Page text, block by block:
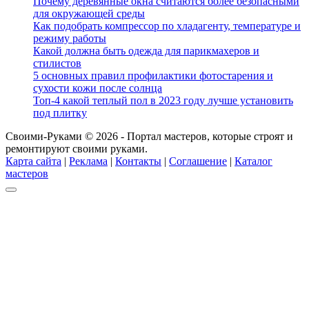
для окружающей среды
Как подобрать компрессор по хладагенту, температуре и
режиму работы
Какой должна быть одежда для парикмахеров и
стилистов
5 основных правил профилактики фотостарения и
сухости кожи после солнца
Топ-4 какой теплый пол в 2023 году лучше установить
под плитку
Своими-Руками © 2026 - Портал мастеров, которые строят и
ремонтируют своими руками.
Карта сайта | Реклама | Контакты | Соглашение | Каталог
мастеров